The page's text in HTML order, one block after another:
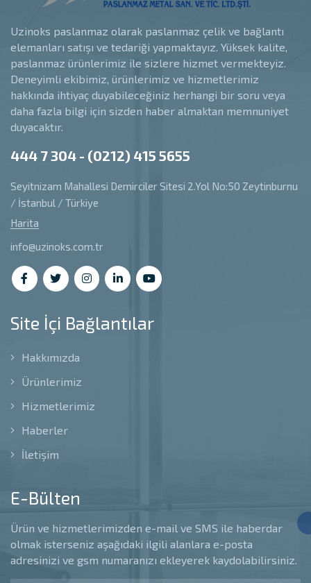
Uzinoks paslanmaz olarak paslanmaz çelik ve bağlantı
elemanları satışı ve tedariği yapmaktayız. Yüksek kalite,
paslanmaz ürünlerimiz ile sizlere hizmet vermekteyiz.
Deneyimli ekibimiz, ürünlerimiz ve hizmetlerimiz
hakkında ihtiyaç duyabileceğiniz herhangi bir soru veya
daha fazla bilgi için sizden haber almaktan memnuniyet
duyacaktır.
444 7 304 - (0212) 415 5655
Seyitnizam Mahallesi Demirciler Sitesi 2.Yol No:50 Zeytinburnu
/ İstanbul / Türkiye
Harita
info@uzinoks.com.tr
Site İçi Bağlantılar
Hakkımızda
Ürünlerimiz
Hizmetlerimiz
Haberler
İletişim
E-Bülten
Ürün ve hizmetlerimizden e-mail ve SMS ile haberdar
olmak isterseniz aşağıdaki ilgili alanlara e-posta
adresinizi ve gsm numaranızı ekleyerek kaydolabilirsiniz.